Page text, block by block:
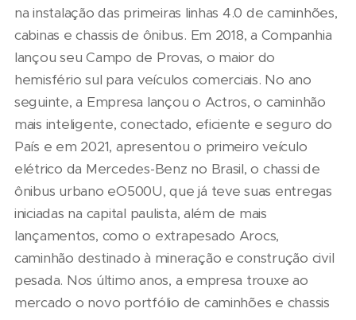
na instalação das primeiras linhas 4.0 de caminhões,
cabinas e chassis de ônibus. Em 2018, a Companhia
lançou seu Campo de Provas, o maior do
hemisfério sul para veículos comerciais. No ano
seguinte, a Empresa lançou o Actros, o caminhão
mais inteligente, conectado, eficiente e seguro do
País e em 2021, apresentou o primeiro veículo
elétrico da Mercedes-Benz no Brasil, o chassi de
ônibus urbano eO500U, que já teve suas entregas
iniciadas na capital paulista, além de mais
lançamentos, como o extrapesado Arocs,
caminhão destinado à mineração e construção civil
pesada. Nos último anos, a empresa trouxe ao
mercado o novo portfólio de caminhões e chassis